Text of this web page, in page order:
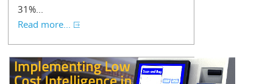
31%...
Read more...